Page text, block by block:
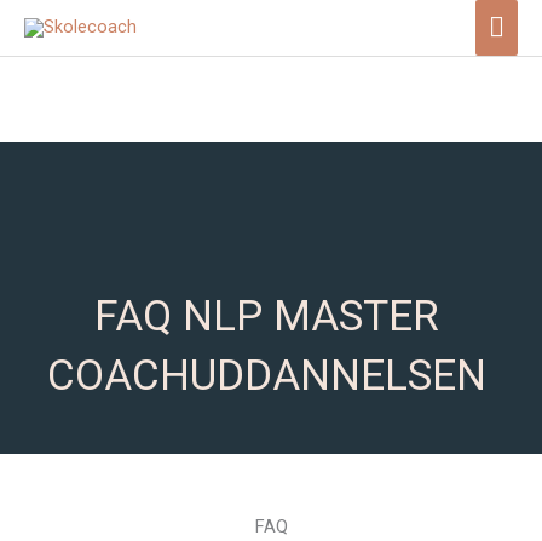
FAQ NLP MASTER
COACHUDDANNELSEN
FAQ